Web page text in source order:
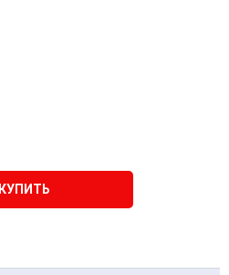
КУПИТЬ